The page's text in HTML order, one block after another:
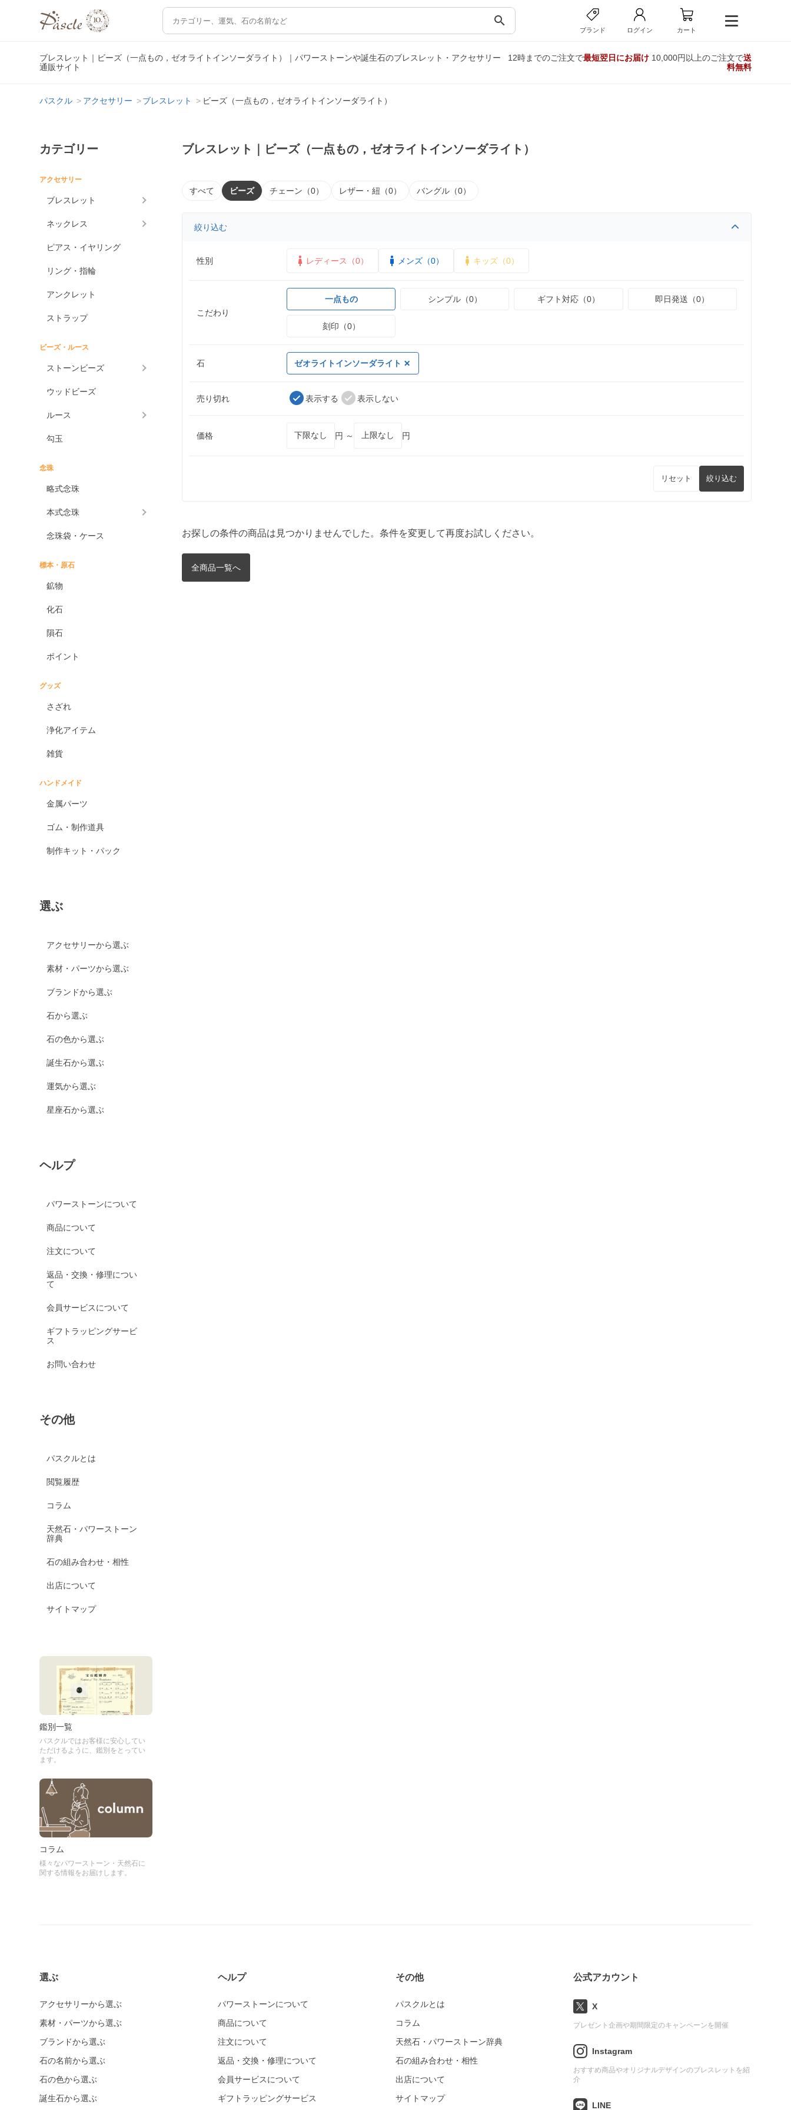
search
ブランド ログイン カート
ブレスレット｜ビーズ（一点もの，ゼオライトインソーダライト）｜パワーストーンや誕生石のブレスレット・アクセサリー
通販サイト
12時までのご注文で最短翌日にお届け10,000円以上のご注文で送
料無料
パスクル アクセサリー ブレスレット ビーズ（一点もの，ゼオライトインソーダライト）
カテゴリー
アクセサリー
ブレスレット
ネックレス
ピアス・イヤリング
リング・指輪
アンクレット
ストラップ
ビーズ・ルース
ストーンビーズ
ウッドビーズ
ルース
勾玉
念珠
略式念珠
本式念珠
念珠袋・ケース
標本・原石
鉱物
化石
隕石
ポイント
グッズ
さざれ
浄化アイテム
雑貨
ハンドメイド
金属パーツ
ゴム・制作道具
制作キット・パック
選ぶ
アクセサリーから選ぶ
素材・パーツから選ぶ
ブランドから選ぶ
石から選ぶ
石の色から選ぶ
誕生石から選ぶ
運気から選ぶ
星座石から選ぶ
ヘルプ
パワーストーンについて
商品について
注文について
返品・交換・修理につい
て
会員サービスについて
ギフトラッピングサービ
ス
お問い合わせ
その他
パスクルとは
閲覧履歴
コラム
天然石・パワーストーン
辞典
石の組み合わせ・相性
出店について
サイトマップ
鑑別一覧
パスクルではお客様に安心してい
ただけるように、鑑別をとってい
ます。
コラム
様々なパワーストーン・天然石に
関する情報をお届けします。
ブレスレット｜ビーズ（一点もの，ゼオライトインソーダライト）
すべて ビーズ チェーン（0） レザー・紐（0） バングル（0）
絞り込む
性別 レディース（0） メンズ（0） キッズ（0）
こだわり
一点もの シンプル（0） ギフト対応（0） 即日発送（0）
刻印（0）
石 ゼオライトインソーダライト
売り切れ 表示する 表示しない
価格 円 ～ 円
リセット 絞り込む
お探しの条件の商品は見つかりませんでした。条件を変更して再度お試しください。
全商品一覧へ
選ぶ
アクセサリーから選ぶ
素材・パーツから選ぶ
ブランドから選ぶ
石の名前から選ぶ
石の色から選ぶ
誕生石から選ぶ
ヘルプ
パワーストーンについて
商品について
注文について
返品・交換・修理について
会員サービスについて
ギフトラッピングサービス
その他
パスクルとは
コラム
天然石・パワーストーン辞典
石の組み合わせ・相性
出店について
サイトマップ
公式アカウント
X
プレゼント企画や期間限定のキャンペーンを開催
Instagram
おすすめ商品やオリジナルデザインのブレスレットを紹
介
LINE